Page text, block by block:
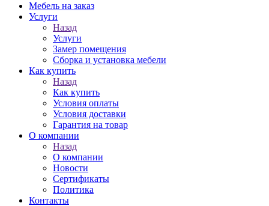
Мебель на заказ
Услуги
Назад
Услуги
Замер помещения
Сборка и установка мебели
Как купить
Назад
Как купить
Условия оплаты
Условия доставки
Гарантия на товар
О компании
Назад
О компании
Новости
Сертификаты
Политика
Контакты